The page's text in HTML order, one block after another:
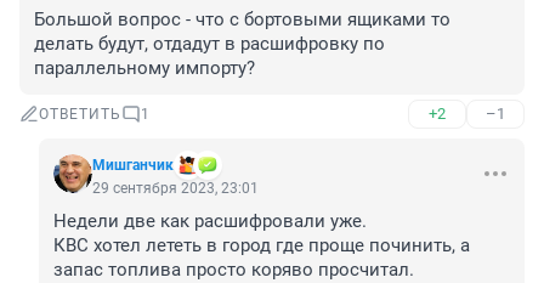
Большой вопрос - что с бортовыми ящиками то
делать будут, отдадут в расшифровку по
параллельному импорту?
ОТВЕТИТЬ 1 +2 –1
Мишганчик
29 сентября 2023, 23:01
Недели две как расшифровали уже.
КВС хотел лететь в город где проще починить, а
запас топлива просто коряво просчитал.